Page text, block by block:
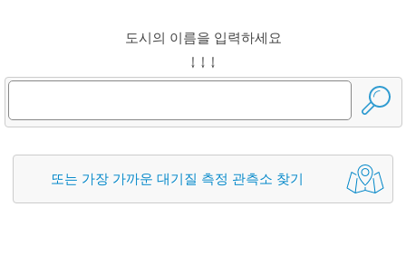
도시의 이름을 입력하세요
↓ ↓ ↓
또는 가장 가까운 대기질 측정 관측소 찾기